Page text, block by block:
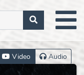
Video Audio